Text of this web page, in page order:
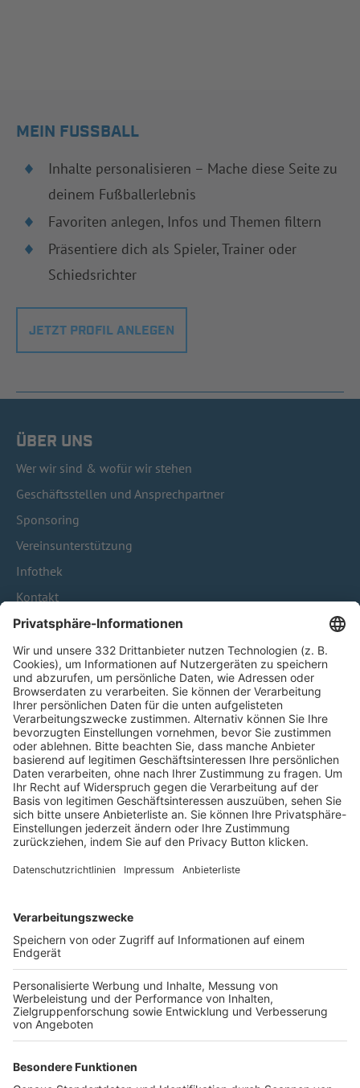
MEIN FUSSBALL
Inhalte personalisieren – Mache diese Seite zu
deinem Fußballerlebnis
Favoriten anlegen, Infos und Themen filtern
Präsentiere dich als Spieler, Trainer oder
Schiedsrichter
JETZT PROFIL ANLEGEN
ÜBER UNS
Wer wir sind & wofür wir stehen
Geschäftsstellen und Ansprechpartner
Sponsoring
Vereinsunterstützung
Infothek
Kontakt
HÄUFIG BESUCHTE SEITEN
Pässe und Vereinswechsel
Trainerausbildung
Schulungsangebot Vereinsmitarbeiter
BFV-Geschäftsstellen
Trainerbörse
Login SpielPlus
FOLGE DEM BFV
TOP-VEREINE
TOP-PARTNER